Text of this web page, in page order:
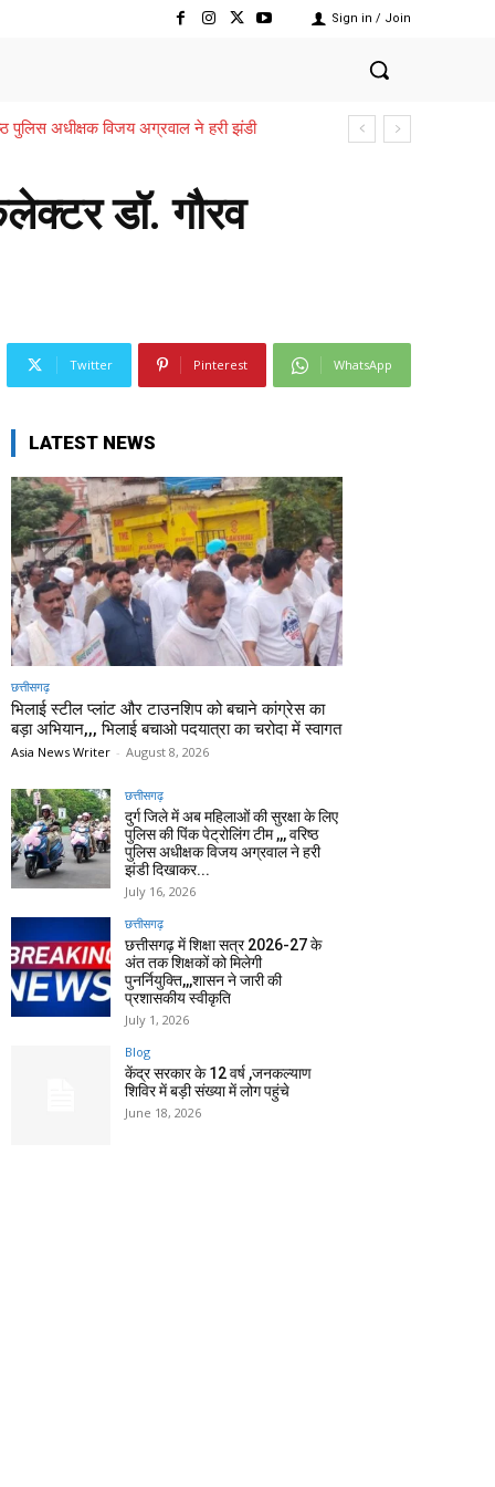
Sign in / Join
पुलिस अधीक्षक विजय अग्रवाल ने हरी झंडी
डॉ. गौरव
Twitter Pinterest WhatsApp
LATEST NEWS
छत्तीसगढ़
भिलाई स्टील प्लांट और टाउनशिप को बचाने कांग्रेस का
बड़ा अभियान,,, भिलाई बचाओ पदयात्रा का चरोदा में स्वागत
Asia News Writer - August 8, 2026
छत्तीसगढ़
दुर्ग जिले में अब महिलाओं की सुरक्षा के लिए
पुलिस की पिंक पेट्रोलिंग टीम ,,, वरिष्ठ
पुलिस अधीक्षक विजय अग्रवाल ने हरी
झंडी दिखाकर...
July 16, 2026
छत्तीसगढ़
छत्तीसगढ़ में शिक्षा सत्र 2026-27 के
अंत तक शिक्षकों को मिलेगी
पुनर्नियुक्ति,,,शासन ने जारी की
प्रशासकीय स्वीकृति
July 1, 2026
Blog
केंद्र सरकार के 12 वर्ष ,जनकल्याण
शिविर में बड़ी संख्या में लोग पहुंचे
June 18, 2026